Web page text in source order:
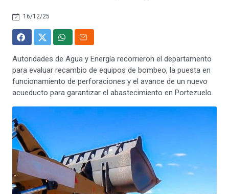
16/12/25
Autoridades de Agua y Energía recorrieron el departamento
para evaluar recambio de equipos de bombeo, la puesta en
funcionamiento de perforaciones y el avance de un nuevo
acueducto para garantizar el abastecimiento en Portezuelo.